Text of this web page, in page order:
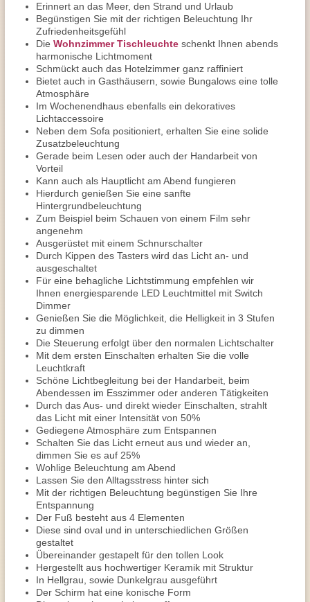
Erinnert an das Meer, den Strand und Urlaub
Begünstigen Sie mit der richtigen Beleuchtung Ihr
Zufriedenheitsgefühl
Die Wohnzimmer Tischleuchte schenkt Ihnen abends
harmonische Lichtmoment
Schmückt auch das Hotelzimmer ganz raffiniert
Bietet auch in Gasthäusern, sowie Bungalows eine tolle
Atmosphäre
Im Wochenendhaus ebenfalls ein dekoratives
Lichtaccessoire
Neben dem Sofa positioniert, erhalten Sie eine solide
Zusatzbeleuchtung
Gerade beim Lesen oder auch der Handarbeit von
Vorteil
Kann auch als Hauptlicht am Abend fungieren
Hierdurch genießen Sie eine sanfte
Hintergrundbeleuchtung
Zum Beispiel beim Schauen von einem Film sehr
angenehm
Ausgerüstet mit einem Schnurschalter
Durch Kippen des Tasters wird das Licht an- und
ausgeschaltet
Für eine behagliche Lichtstimmung empfehlen wir
Ihnen energiesparende LED Leuchtmittel mit Switch
Dimmer
Genießen Sie die Möglichkeit, die Helligkeit in 3 Stufen
zu dimmen
Die Steuerung erfolgt über den normalen Lichtschalter
Mit dem ersten Einschalten erhalten Sie die volle
Leuchtkraft
Schöne Lichtbegleitung bei der Handarbeit, beim
Abendessen im Esszimmer oder anderen Tätigkeiten
Durch das Aus- und direkt wieder Einschalten, strahlt
das Licht mit einer Intensität von 50%
Gediegene Atmosphäre zum Entspannen
Schalten Sie das Licht erneut aus und wieder an,
dimmen Sie es auf 25%
Wohlige Beleuchtung am Abend
Lassen Sie den Alltagsstress hinter sich
Mit der richtigen Beleuchtung begünstigen Sie Ihre
Entspannung
Der Fuß besteht aus 4 Elementen
Diese sind oval und in unterschiedlichen Größen
gestaltet
Übereinander gestapelt für den tollen Look
Hergestellt aus hochwertiger Keramik mit Struktur
In Hellgrau, sowie Dunkelgrau ausgeführt
Der Schirm hat eine konische Form